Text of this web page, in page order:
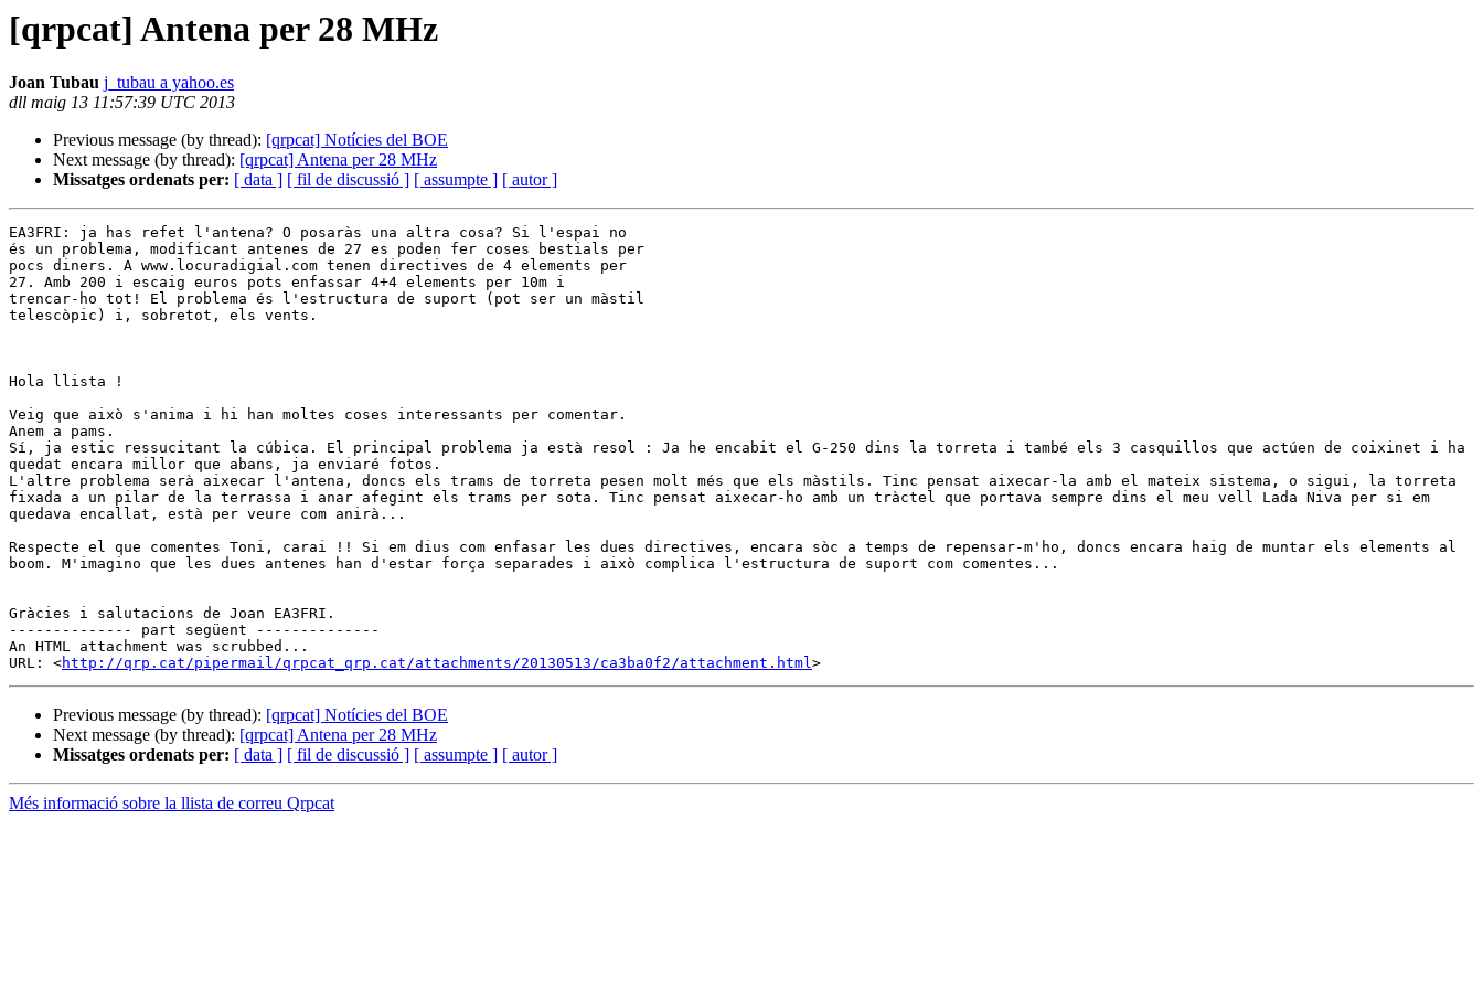
[qrpcat] Antena per 28 MHz
Joan Tubau j_tubau a yahoo.es
dll maig 13 11:57:39 UTC 2013
Previous message (by thread): [qrpcat] Notícies del BOE
Next message (by thread): [qrpcat] Antena per 28 MHz
Missatges ordenats per: [ data ] [ fil de discussió ] [ assumpte ] [ autor ]
EA3FRI: ja has refet l'antena? O posaràs una altra cosa? Si l'espai no
és un problema, modificant antenes de 27 es poden fer coses bestials per
pocs diners. A www.locuradigial.com tenen directives de 4 elements per
27. Amb 200 i escaig euros pots enfassar 4+4 elements per 10m i
trencar-ho tot! El problema és l'estructura de suport (pot ser un màstil
telescòpic) i, sobretot, els vents.
Hola llista !
Veig que això s'anima i hi han moltes coses interessants per comentar.
Anem a pams.
Sí, ja estic ressucitant la cúbica. El principal problema ja està resol : Ja he encabit el G-250 dins la torreta i també els 3 casquillos que actúen de coixinet i ha
quedat encara millor que abans, ja enviaré fotos.
L'altre problema serà aixecar l'antena, doncs els trams de torreta pesen molt més que els màstils. Tinc pensat aixecar-la amb el mateix sistema, o sigui, la torreta
fixada a un pilar de la terrassa i anar afegint els trams per sota. Tinc pensat aixecar-ho amb un tràctel que portava sempre dins el meu vell Lada Niva per si em
quedava encallat, està per veure com anirà...
Respecte el que comentes Toni, carai !! Si em dius com enfasar les dues directives, encara sòc a temps de repensar-m'ho, doncs encara haig de muntar els elements al
boom. M'imagino que les dues antenes han d'estar força separades i això complica l'estructura de suport com comentes...
Gràcies i salutacions de Joan EA3FRI.
-------------- part següent --------------
An HTML attachment was scrubbed...
URL: <http://qrp.cat/pipermail/qrpcat_qrp.cat/attachments/20130513/ca3ba0f2/attachment.html
Previous message (by thread): [qrpcat] Notícies del BOE
Next message (by thread): [qrpcat] Antena per 28 MHz
Missatges ordenats per: [ data ] [ fil de discussió ] [ assumpte ] [ autor ]
Més informació sobre la llista de correu Qrpcat